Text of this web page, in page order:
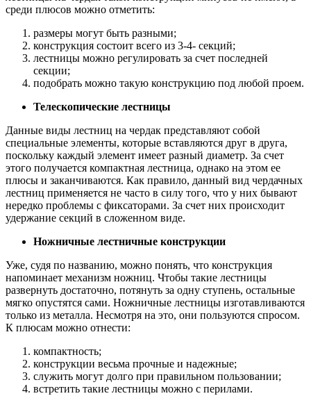
среди плюсов можно отметить:
размеры могут быть разными;
конструкция состоит всего из 3-4- секций;
лестницы можно регулировать за счет последней
секции;
подобрать можно такую конструкцию под любой проем.
Телескопические лестницы
Данные виды лестниц на чердак представляют собой
специальные элементы, которые вставляются друг в друга,
поскольку каждый элемент имеет разный диаметр. За счет
этого получается компактная лестница, однако на этом ее
плюсы и заканчиваются. Как правило, данный вид чердачных
лестниц применяется не часто в силу того, что у них бывают
нередко проблемы с фиксаторами. За счет них происходит
удержание секций в сложенном виде.
Ножничные лестничные конструкции
Уже, судя по названию, можно понять, что конструкция
напоминает механизм ножниц. Чтобы такие лестницы
развернуть достаточно, потянуть за одну ступень, остальные
мягко опустятся сами. Ножничные лестницы изготавливаются
только из металла. Несмотря на это, они пользуются спросом.
К плюсам можно отнести:
компактность;
конструкции весьма прочные и надежные;
служить могут долго при правильном пользовании;
встретить такие лестницы можно с перилами.